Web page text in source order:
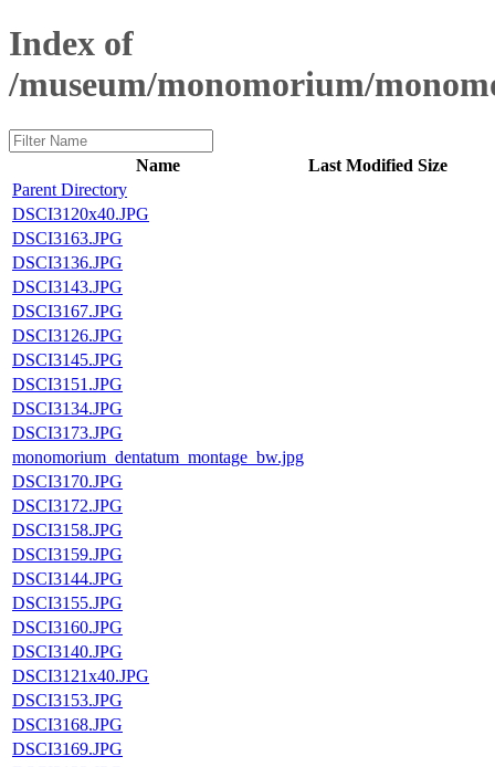
Index of
/museum/monomorium/
Name Last Modified Size
Parent Directory
DSCI3120x40.JPG
DSCI3163.JPG
DSCI3136.JPG
DSCI3143.JPG
DSCI3167.JPG
DSCI3126.JPG
DSCI3145.JPG
DSCI3151.JPG
DSCI3134.JPG
DSCI3173.JPG
monomorium_dentatum_montage_bw.jpg
DSCI3170.JPG
DSCI3172.JPG
DSCI3158.JPG
DSCI3159.JPG
DSCI3144.JPG
DSCI3155.JPG
DSCI3160.JPG
DSCI3140.JPG
DSCI3121x40.JPG
DSCI3153.JPG
DSCI3168.JPG
DSCI3169.JPG